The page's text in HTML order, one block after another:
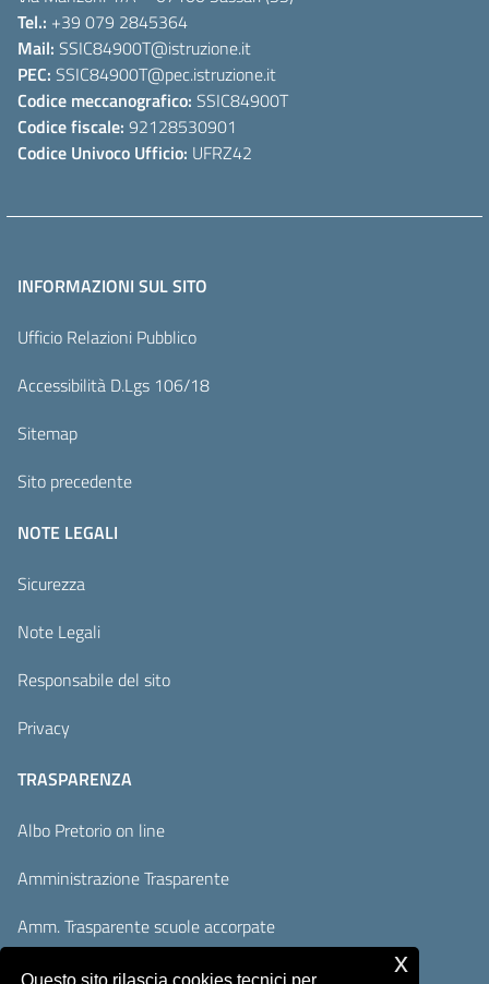
Tel.: +39 079 2845364
Mail: SSIC84900T@istruzione.it
PEC: SSIC84900T@pec.istruzione.it
Codice meccanografico: SSIC84900T
Codice fiscale: 92128530901
Codice Univoco Ufficio: UFRZ42
INFORMAZIONI SUL SITO
Ufficio Relazioni Pubblico
Accessibilità D.Lgs 106/18
Sitemap
Sito precedente
NOTE LEGALI
Sicurezza
Note Legali
Responsabile del sito
Privacy
TRASPARENZA
Albo Pretorio on line
Amministrazione Trasparente
Amm. Trasparente scuole accorpate
Adempimenti AVCP / ANAC
x